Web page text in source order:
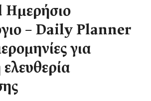
– Daily Planner
για